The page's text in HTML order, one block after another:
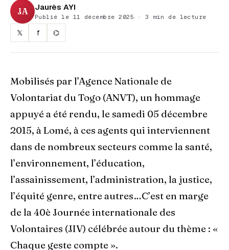
JA Jaurès AYI
Publié le 11 décembre 2025 · 3 min de lecture
𝕏 f ⌬
Mobilisés par l’Agence Nationale de
Volontariat du Togo (ANVT), un hommage
appuyé a été rendu, le samedi 05 décembre
2015, à Lomé, à ces agents qui interviennent
dans de nombreux secteurs comme la santé,
l’environnement, l’éducation,
l’assainissement, l’administration, la justice,
l’équité genre, entre autres…C’est en marge
de la 40è Journée internationale des
Volontaires (JIV) célébrée autour du thème : «
Chaque geste compte ».